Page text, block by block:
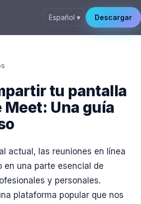
Español ▾ Descargar
tu pantalla
Meet: Una guía
actual, las reuniones en línea
en una parte esencial de
y personales.
plataforma popular que nos